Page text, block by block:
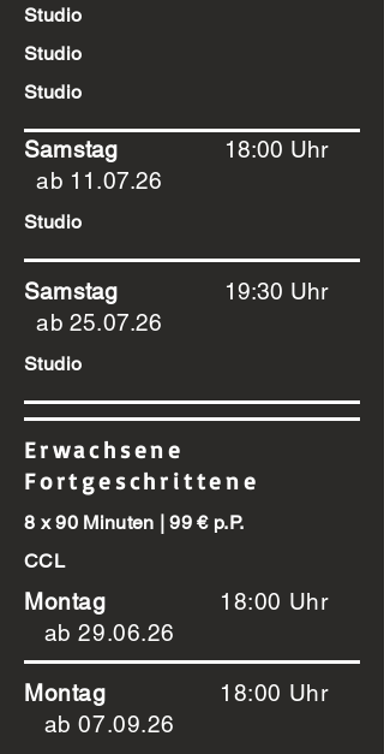
Studio
Studio
Studio
Samstag
18:00 Uhr
ab 11.07.26
Studio
Samstag
19:30 Uhr
ab 25.07.26
Studio
Erwachsene
Fortgeschrittene
8 x 90 Minuten | 99 € p.P.
CCL
Montag
18:00 Uhr
ab 29.06.26
Montag
18:00 Uhr
ab 07.09.26